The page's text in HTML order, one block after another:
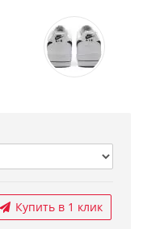
Купить в 1 клик